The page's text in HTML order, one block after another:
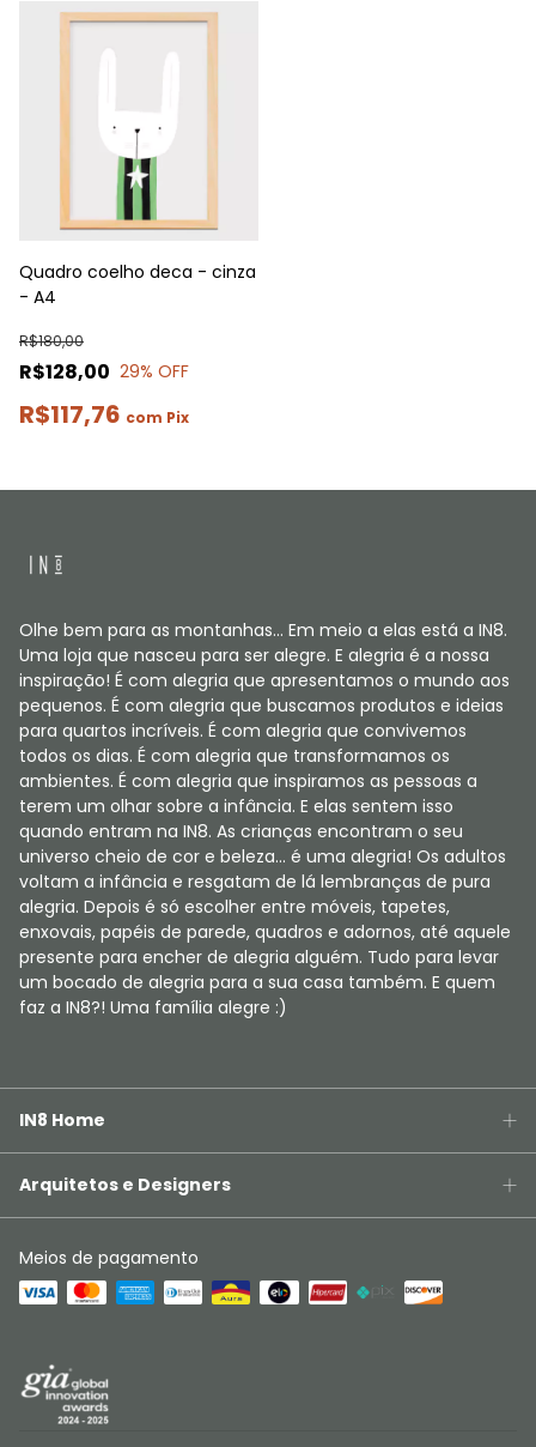
Quadro coelho deca - cinza
- A4
R$128,00
R$180,00
29% OFF
R$117,76 com Pix
Olhe bem para as montanhas... Em meio a elas está a IN8.
Uma loja que nasceu para ser alegre. E alegria é a nossa
inspiração! É com alegria que apresentamos o mundo aos
pequenos. É com alegria que buscamos produtos e ideias
para quartos incríveis. É com alegria que convivemos
todos os dias. É com alegria que transformamos os
ambientes. É com alegria que inspiramos as pessoas a
terem um olhar sobre a infância. E elas sentem isso
quando entram na IN8. As crianças encontram o seu
universo cheio de cor e beleza... é uma alegria! Os adultos
voltam a infância e resgatam de lá lembranças de pura
alegria. Depois é só escolher entre móveis, tapetes,
enxovais, papéis de parede, quadros e adornos, até aquele
presente para encher de alegria alguém. Tudo para levar
um bocado de alegria para a sua casa também. E quem
faz a IN8?! Uma família alegre :)
IN8 Home
Arquitetos e Designers
Meios de pagamento